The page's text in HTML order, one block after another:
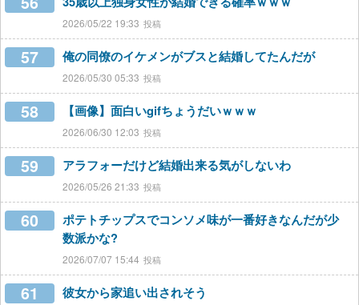
2026/05/22 19:33
57 俺の同僚のイケメンがブスと結婚してたんだが
2026/05/30 05:33
58 【画像】面白いgifちょうだいｗｗｗ
2026/06/30 12:03
59 アラフォーだけど結婚出来る気がしないわ
2026/05/26 21:33
60
ポテトチップスでコンソメ味が一番好きなんだが少
数派かな?
2026/07/07 15:44
61 彼女から家追い出されそう